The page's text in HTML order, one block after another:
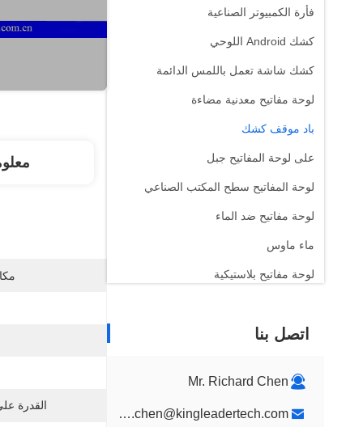
فأرة الكمبيوتر الصناعية
كشك Android اللوحي
كشك شاشة تعمل باللمس الدائمة
لوحة مفاتيح معدنية مضاءة
باد موقف كشك
على لوحة المفاتيح جبل
لوحة المفاتيح سطح المكتب الصناعي
لوحة مفاتيح ضد الماء
ماء ماوس
لوحة مفاتيح بلاستيكية
جدار جبل كشك
تصميم جناح عرض مخصص
كشك اللافتات الرقمية
اتصل بنا
Mr. Richard Chen
richard.chen@kingleadertech.com
القدرة